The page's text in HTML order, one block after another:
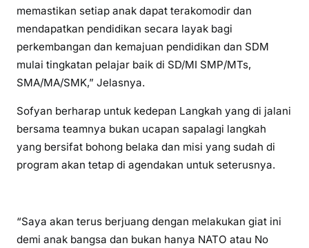
memastikan setiap anak dapat terakomodir dan
mendapatkan pendidikan secara layak bagi
perkembangan dan kemajuan pendidikan dan SDM
mulai tingkatan pelajar baik di SD/MI SMP/MTs,
SMA/MA/SMK,” Jelasnya.
Sofyan berharap untuk kedepan Langkah yang di jalani
bersama teamnya bukan ucapan sapalagi langkah
yang bersifat bohong belaka dan misi yang sudah di
program akan tetap di agendakan untuk seterusnya.
“Saya akan terus berjuang dengan melakukan giat ini
demi anak bangsa dan bukan hanya NATO atau No